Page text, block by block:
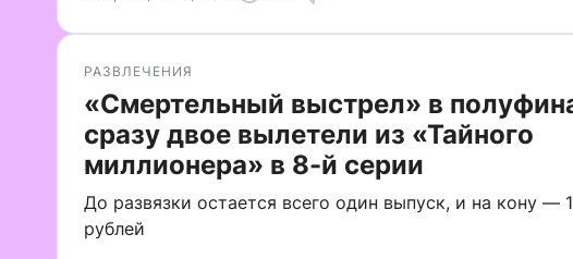
РАЗВЛЕЧЕНИЯ
«Смертельный выстрел» в
сразу двое вылетели из «Тайного
миллионера» в 8-й серии
До развязки остается всего один выпуск, и на кону —
рублей